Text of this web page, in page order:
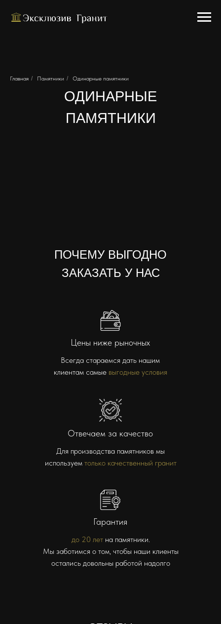
Главная / Памятники / Одинарные памятники
ОДИНАРНЫЕ
ПАМЯТНИКИ
ПОЧЕМУ ВЫГОДНО
ЗАКАЗАТЬ У НАС
Гарантия
Отвечаем за качество
до 20 летна памятники.
Мы заботимся о том, чтобы наши клиенты
остались довольны работой надолго
Для производства памятников мы
используем только качественный гранит
Всегда стараемся дать нашим
клиентам самые выгодные условия
Цены ниже рыночных